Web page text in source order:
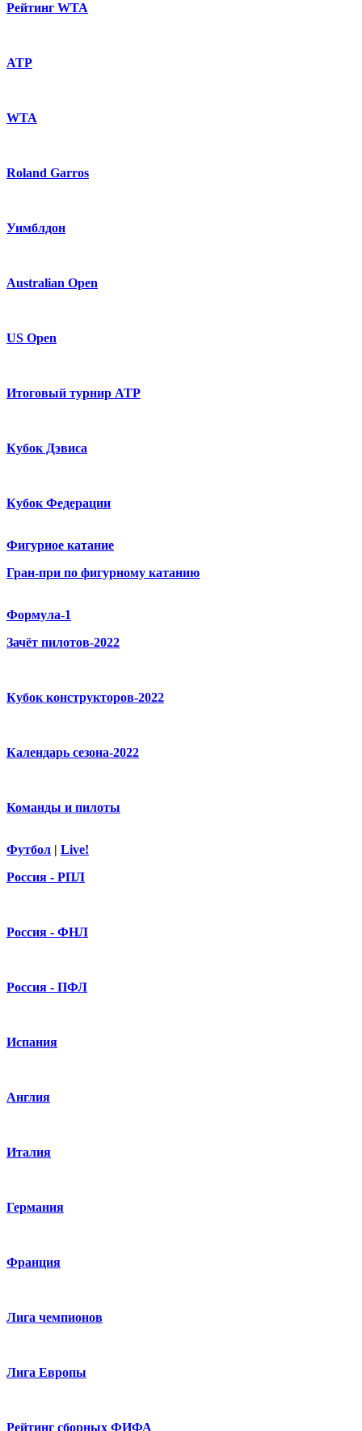
Рейтинг WTA
ATP
WTA
Roland Garros
Уимблдон
Australian Open
US Open
Итоговый турнир ATP
Кубок Дэвиса
Кубок Федерации
Фигурное катание
Гран-при по фигурному катанию
Формула-1
Зачёт пилотов-2022
Кубок конструкторов-2022
Календарь сезона-2022
Команды и пилоты
Футбол | Live!
Россия - РПЛ
Россия - ФНЛ
Россия - ПФЛ
Испания
Англия
Италия
Германия
Франция
Лига чемпионов
Лига Европы
Рейтинг сборных ФИФА